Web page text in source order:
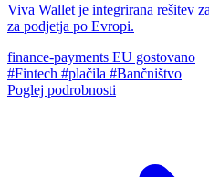
Viva Wallet je integrirana rešitev
za podjetja po Evropi.
finance-payments EU gostovano
#Fintech #plačila #Bančništvo
Poglej podrobnosti